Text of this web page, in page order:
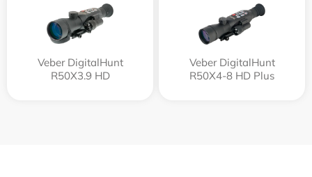
Veber DigitalHunt
R50X3.9 HD
Veber DigitalHunt
R50X4-8 HD Plus